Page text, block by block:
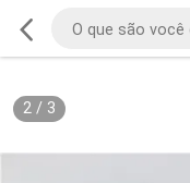
2/ 3